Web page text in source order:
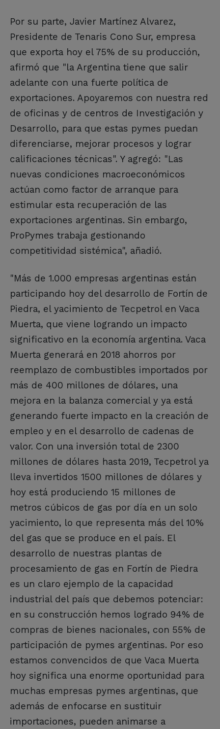
Por su parte, Javier Martínez Alvarez,
Presidente de Tenaris Cono Sur, empresa
que exporta hoy el 75% de su producción,
afirmó que "la Argentina tiene que salir
adelante con una fuerte política de
exportaciones. Apoyaremos con nuestra red
de oficinas y de centros de Investigación y
Desarrollo, para que estas pymes puedan
diferenciarse, mejorar procesos y lograr
calificaciones técnicas". Y agregó: "Las
nuevas condiciones macroeconómicos
actúan como factor de arranque para
estimular esta recuperación de las
exportaciones argentinas. Sin embargo,
ProPymes trabaja gestionando
competitividad sistémica", añadió.
"Más de 1.000 empresas argentinas están
participando hoy del desarrollo de Fortín de
Piedra, el yacimiento de Tecpetrol en Vaca
Muerta, que viene logrando un impacto
significativo en la economía argentina. Vaca
Muerta generará en 2018 ahorros por
reemplazo de combustibles importados por
más de 400 millones de dólares, una
mejora en la balanza comercial y ya está
generando fuerte impacto en la creación de
empleo y en el desarrollo de cadenas de
valor. Con una inversión total de 2300
millones de dólares hasta 2019, Tecpetrol ya
lleva invertidos 1500 millones de dólares y
hoy está produciendo 15 millones de
metros cúbicos de gas por día en un solo
yacimiento, lo que representa más del 10%
del gas que se produce en el país. El
desarrollo de nuestras plantas de
procesamiento de gas en Fortín de Piedra
es un claro ejemplo de la capacidad
industrial del país que debemos potenciar:
en su construcción hemos logrado 94% de
compras de bienes nacionales, con 55% de
participación de pymes argentinas. Por eso
estamos convencidos de que Vaca Muerta
hoy significa una enorme oportunidad para
muchas empresas pymes argentinas, que
además de enfocarse en sustituir
importaciones, pueden animarse a